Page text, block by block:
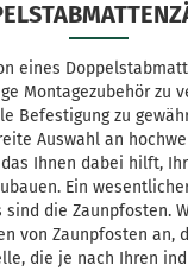
eines
Montagezubehör zu
Befestigung zu
Auswahl an
das Ihnen dabei hilft,
Ein
sind die Zaunpfosten.
von Zaunpfosten an,
die je nach Ihren